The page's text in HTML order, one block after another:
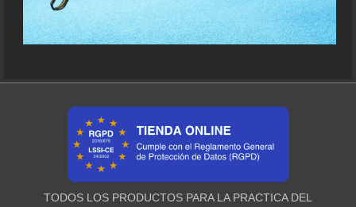
TODOS LOS PRODUCTOS PARA LA PRACTICA DEL